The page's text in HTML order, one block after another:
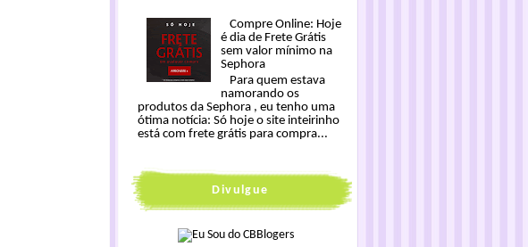
Compre Online: Hoje
é dia de Frete Grátis
sem valor mínimo na
Sephora
Para quem estava
namorando os
produtos da Sephora , eu tenho uma
ótima notícia: Só hoje o site inteirinho
está com frete grátis para compra...
Divulgue